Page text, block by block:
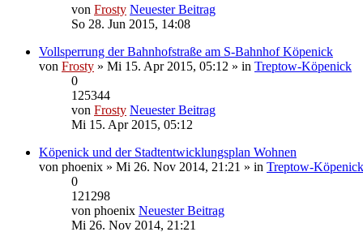
von Frosty Neuester Beitrag
So 28. Jun 2015, 14:08
Vollsperrung der Bahnhofstraße am S-Bahnhof Köpenick
von Frosty » Mi 15. Apr 2015, 05:12 » in Treptow-Köpenick
0
125344
von Frosty Neuester Beitrag
Mi 15. Apr 2015, 05:12
Köpenick und der Stadtentwicklungsplan Wohnen
von phoenix » Mi 26. Nov 2014, 21:21 » in Treptow-Köpenick
0
121298
von phoenix Neuester Beitrag
Mi 26. Nov 2014, 21:21